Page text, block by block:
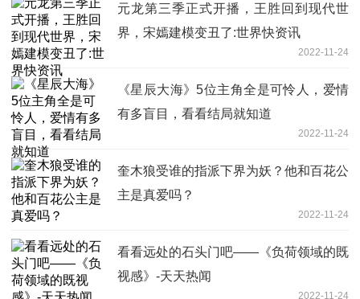
元龙第三季正式开播，王胜回到现代世
界，宋嫣建模变丑了:世界快资讯
2022-11-24
《星辰大海》5位主角全是可怜人，爱情
有多盲目，看看结局就知道
2022-11-24
奎木狼受谁的指派下界为妖？他和百花公
主是真爱吗？
2022-11-24
看看远处的石头门吧——《负荷领域的既
视感》-天天热闻
2022-11-24